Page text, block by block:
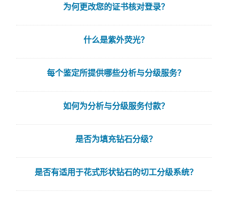
为何更改您的证书核对登录？
什么是紫外荧光？
每个鉴定所提供哪些分析与分级服务？
如何为分析与分级服务付款？
是否为填充钻石分级？
是否有适用于花式形状钻石的切工分级系统？